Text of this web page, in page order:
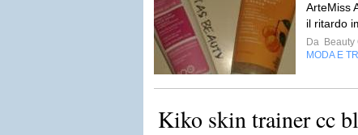
ArteMiss
il ritardo
Da Beauty
MODA E
Kiko skin trainer cc